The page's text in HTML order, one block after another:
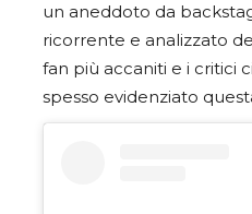
un aneddoto da
ricorrente e analizzato
fan più accaniti e i critici
spesso evidenziato